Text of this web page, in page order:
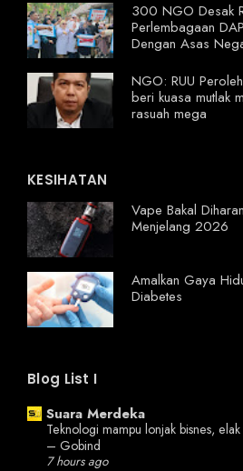
300 NGO Desak
Perlembagaan
Dengan Asas
NGO: RUU
beri kuasa mutlak
rasuah mega
KESIHATAN
Vape Bakal
Menjelang 2026
Amalkan Gaya
Diabetes
Blog List I
Suara Merdeka
Teknologi mampu lonjak bisnes,
– Gobind
7 hours ago